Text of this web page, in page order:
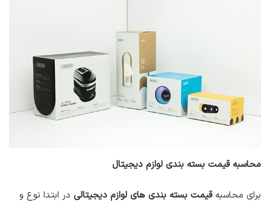
محاسبه قیمت بسته بندی لوازم دیجیتال
برای محاسبهقیمت بسته بندی های لوازم دیجیتالی در ابتدا نوع و